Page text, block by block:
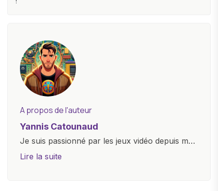
A propos de l'auteur
Yannis Catounaud
Je suis passionné par les jeux vidéo depuis mon
plus jeune âge. Mon amour pour l'univers
Lire la suite